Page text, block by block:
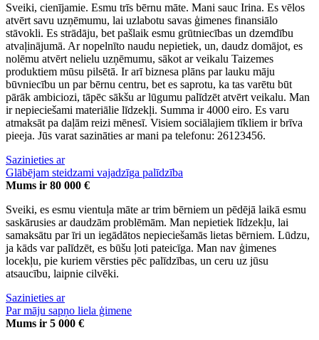
Sveiki, cienījamie. Esmu trīs bērnu māte. Mani sauc Irina. Es vēlos
atvērt savu uzņēmumu, lai uzlabotu savas ģimenes finansiālo
stāvokli. Es strādāju, bet pašlaik esmu grūtniecības un dzemdību
atvaļinājumā. Ar nopelnīto naudu nepietiek, un, daudz domājot, es
nolēmu atvērt nelielu uzņēmumu, sākot ar veikalu Taizemes
produktiem mūsu pilsētā. Ir arī biznesa plāns par lauku māju
būvniecību un par bērnu centru, bet es saprotu, ka tas varētu būt
pārāk ambiciozi, tāpēc sākšu ar lūgumu palīdzēt atvērt veikalu. Man
ir nepieciešami materiālie līdzekļi. Summa ir 4000 eiro. Es varu
atmaksāt pa daļām reizi mēnesī. Visiem sociālajiem tīkliem ir brīva
pieeja. Jūs varat sazināties ar mani pa telefonu: 26123456.
Sazinieties ar
Glābējam steidzami vajadzīga palīdzība
Mums ir 80 000 €
Sveiki, es esmu vientuļa māte ar trim bērniem un pēdējā laikā esmu
saskārusies ar daudzām problēmām. Man nepietiek līdzekļu, lai
samaksātu par īri un iegādātos nepieciešamās lietas bērniem. Lūdzu,
ja kāds var palīdzēt, es būšu ļoti pateicīga. Man nav ģimenes
locekļu, pie kuriem vērsties pēc palīdzības, un ceru uz jūsu
atsaucību, laipnie cilvēki.
Sazinieties ar
Par māju sapņo liela ģimene
Mums ir 5 000 €